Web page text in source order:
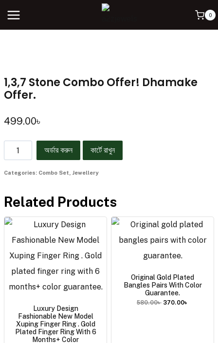
0
1,3,7 Stone Combo Offer! Dhamake
Offer.
499.00৳
অর্ডার করুন কার্টে রাখুন
Categories: Combo Set, Jewellery
Related Products
Luxury Design
Fashionable New Model
Xuping Finger Ring . Gold
Plated Finger Ring With 6
Months+ Color
Original Gold Plated
Bangles Pairs With Color
Guarantee.
580.00৳ 370.00৳